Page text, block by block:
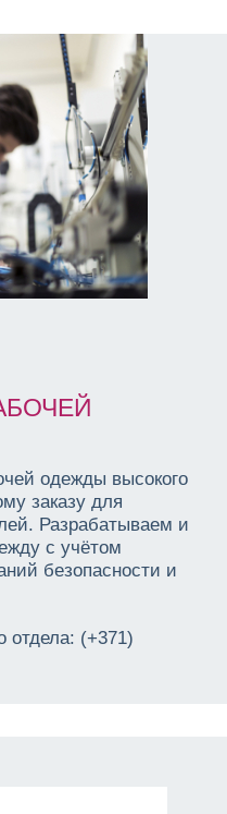
одежды высокого
заказу для
Разрабатываем и
с учётом
безопасности и
отдела: (+371)